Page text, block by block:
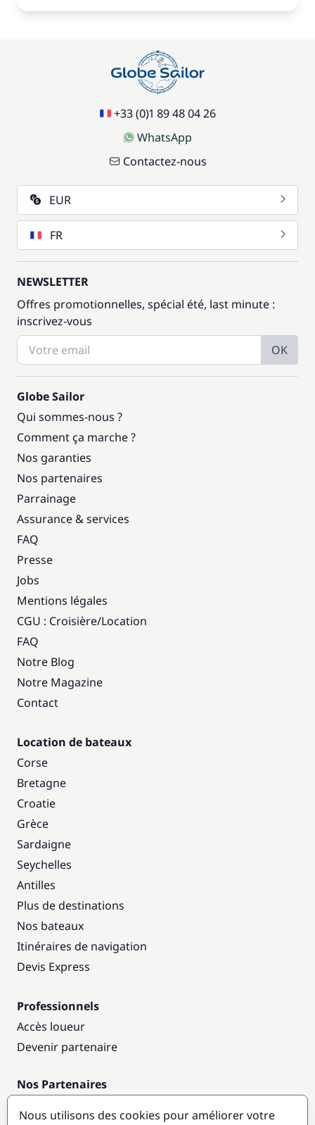
+33 (0)1 89 48 04 26
WhatsApp
Contactez-nous
EUR
FR
NEWSLETTER
Offres promotionnelles, spécial été, last minute :
inscrivez-vous
OK
Globe Sailor
Qui sommes-nous ?
Comment ça marche ?
Nos garanties
Nos partenaires
Parrainage
Assurance & services
FAQ
Presse
Jobs
Mentions légales
CGU : Croisière/Location
FAQ
Notre Blog
Notre Magazine
Contact
Location de bateaux
Corse
Bretagne
Croatie
Grèce
Sardaigne
Seychelles
Antilles
Plus de destinations
Nos bateaux
Itinéraires de navigation
Devis Express
Professionnels
Accès loueur
Devenir partenaire
Nos Partenaires
Nous utilisons des cookies pour améliorer votre